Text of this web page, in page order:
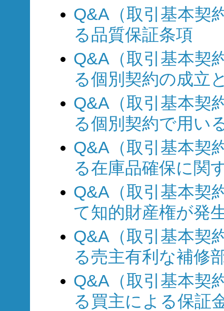
Q&A（取引基本契
る品質保証条項
Q&A（取引基本契
る個別契約の成立
Q&A（取引基本契
る個別契約で用い
Q&A（取引基本契
る在庫品確保に関
Q&A（取引基本契
て知的財産権が発
Q&A（取引基本契
る売主有利な補修
Q&A（取引基本契
る買主による保証